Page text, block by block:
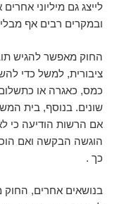
לייצג גם מיליוני
ובמקרים רבים אף
החוק מאפשר להגיש
ציבורית, למשל כדי
כמס, כאגרה או
שונים. בנוסף, בית
אם הרשות הודיעה כי
הוגשה הבקשה ואם
כך .
בנושאים אחרים,